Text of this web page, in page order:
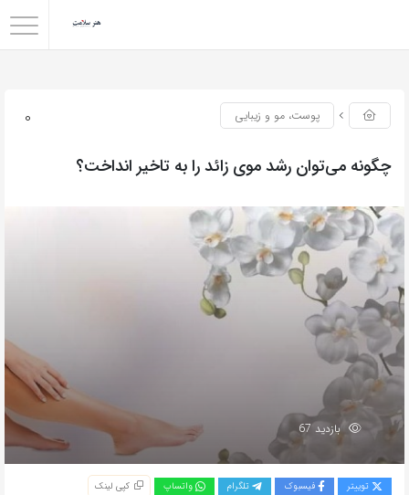
0 پوست، مو و زیبایی
چگونه می‌توان رشد موی زائد را به تاخیر انداخت؟
بازدید 67
توییتر فیسبوک تلگرام واتساپ کپی لینک